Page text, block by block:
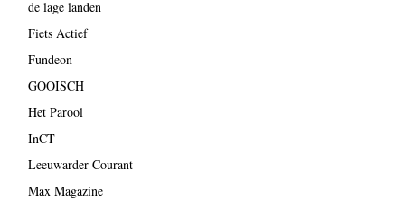
de lage landen
Fiets Actief
Fundeon
GOOISCH
Het Parool
InCT
Leeuwarder Courant
Max Magazine